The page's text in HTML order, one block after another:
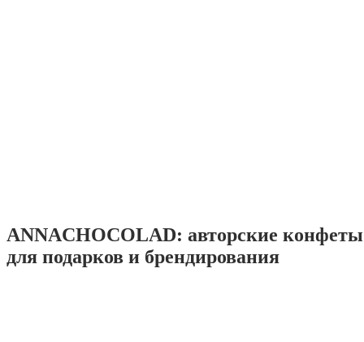
ANNACHOCOLAD: авторские
для подарков и брендирования